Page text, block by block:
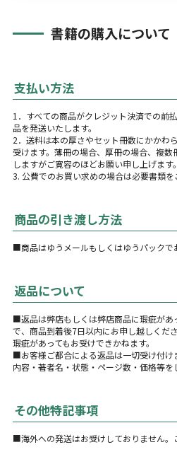
書籍の購入について
支払い方法
1．すべての商品がクレジット決済での前
品を発送いたします。
2．送料は本の厚さやセット冊数にかかわ
受けます。薄冊の場合、厚冊の場合、複
しますがご寛容のほどお願い申し上げます。
3. 公費でのお買い求めの場合は必要書類を
商品の引き渡し方法
■商品はゆうメールもしくはゆうパックで
返品について
■返品は弊店もしくは弊店商品に瑕疵があ
で、商品到着後7日以内にお申し越しくだ
瑕疵があってもお受けできかねます。
■お客様ご都合による返品は一切受け付け
内容・著者名・状態・ページ数・価格等を
その他特記事項
■海外への発送はお受けしておりません。